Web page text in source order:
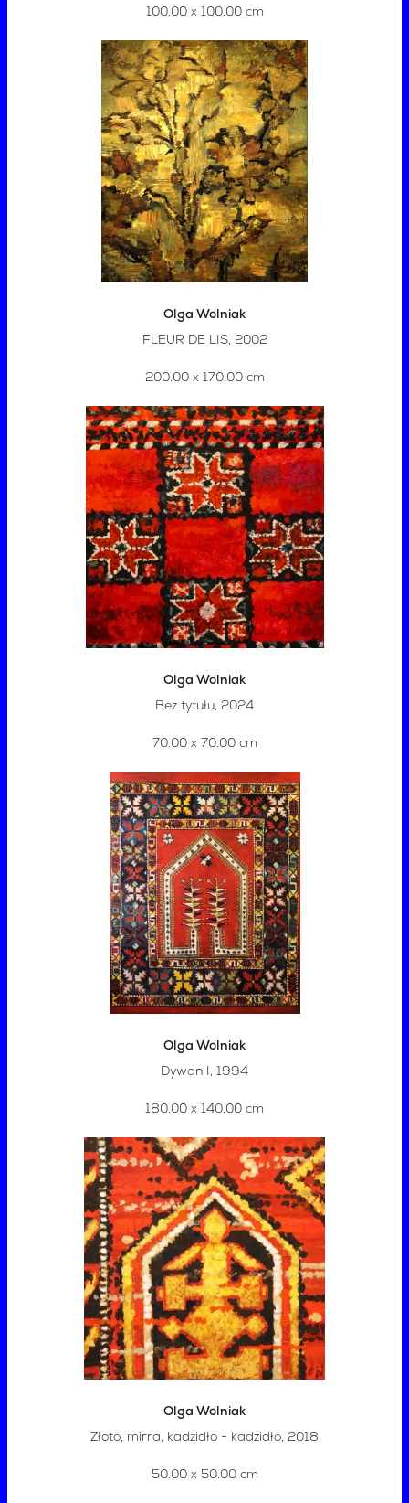
100.00 x 100.00 cm
Olga Wolniak
FLEUR DE LIS, 2002
200.00 x 170.00 cm
Olga Wolniak
Bez tytułu, 2024
70.00 x 70.00 cm
Olga Wolniak
Dywan I, 1994
180.00 x 140.00 cm
Olga Wolniak
Złoto, mirra, kadzidło - kadzidło, 2018
50.00 x 50.00 cm